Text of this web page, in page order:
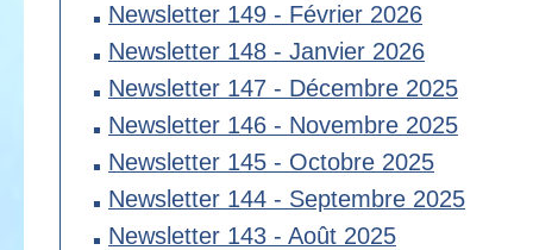
Newsletter 149 - Février 2026
Newsletter 148 - Janvier 2026
Newsletter 147 - Décembre 2025
Newsletter 146 - Novembre 2025
Newsletter 145 - Octobre 2025
Newsletter 144 - Septembre 2025
Newsletter 143 - Août 2025